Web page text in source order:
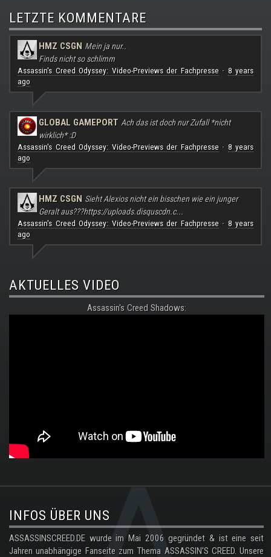
LETZTE KOMMENTARE
HMZ CSGN Mein ja nur..
Finds nicht so schlimm
Assassin's Creed Odyssey: Video-Previews der Fachpresse· 8 years
ago
GLOBAL GAMEPORT Ach das ist doch nur Zufall *nicht
wirklich* :D
Assassin's Creed Odyssey: Video-Previews der Fachpresse· 8 years
ago
HMZ CSGN Sieht Alexios nicht ein bisschen wie ein junger
Geralt aus???https://uploads.disquscdn.c...
Assassin's Creed Odyssey: Video-Previews der Fachpresse· 8 years
ago
AKTUELLES VIDEO
Assassin's Creed Shadows:
.
INFOS ÜBER UNS
ASSASSINSCREED.DE wurde im Mai 2006 gegründet & ist eine seit
Jahren unabhängige Fanseite zum Thema ASSASSIN'S CREED. Unsere